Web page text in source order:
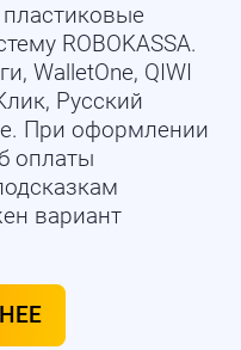
ROBOKASSA.
WalletOne, QIWI
Русский
При оформлении
оплаты
вариант